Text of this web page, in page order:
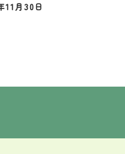
11月30日